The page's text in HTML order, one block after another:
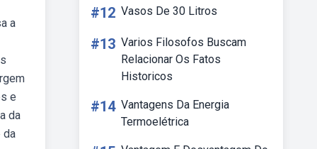
a
e
da
da
#12 Vasos De 30 Litros
#13 Varios Filosofos Buscam
Relacionar Os Fatos
Historicos
#14 Vantagens Da Energia
Termoelétrica